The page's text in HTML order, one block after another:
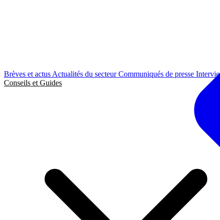
Brèves et actus Actualités du secteurCommuniqués de presse
Conseils et Guides